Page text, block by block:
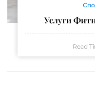
Услуги
Read